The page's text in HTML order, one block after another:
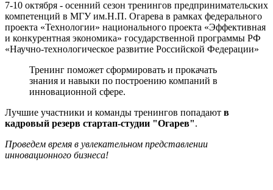
7-10 октября - осенний сезон тренингов предпринимательских
компетенций в МГУ им.Н.П. Огарева в рамках федерального
проекта «Технологии» национального проекта «Эффективная
и конкурентная экономика» государственной программы РФ
«Научно-технологическое развитие Российской Федерации»
Тренинг поможет сформировать и прокачать
знания и навыки по построению компаний в
инновационной сфере.
Лучшие участники и команды тренингов попадают в
кадровый резерв стартап-студии "Огарев".
Проведем время в увлекательном представлении
инновационного бизнеса!